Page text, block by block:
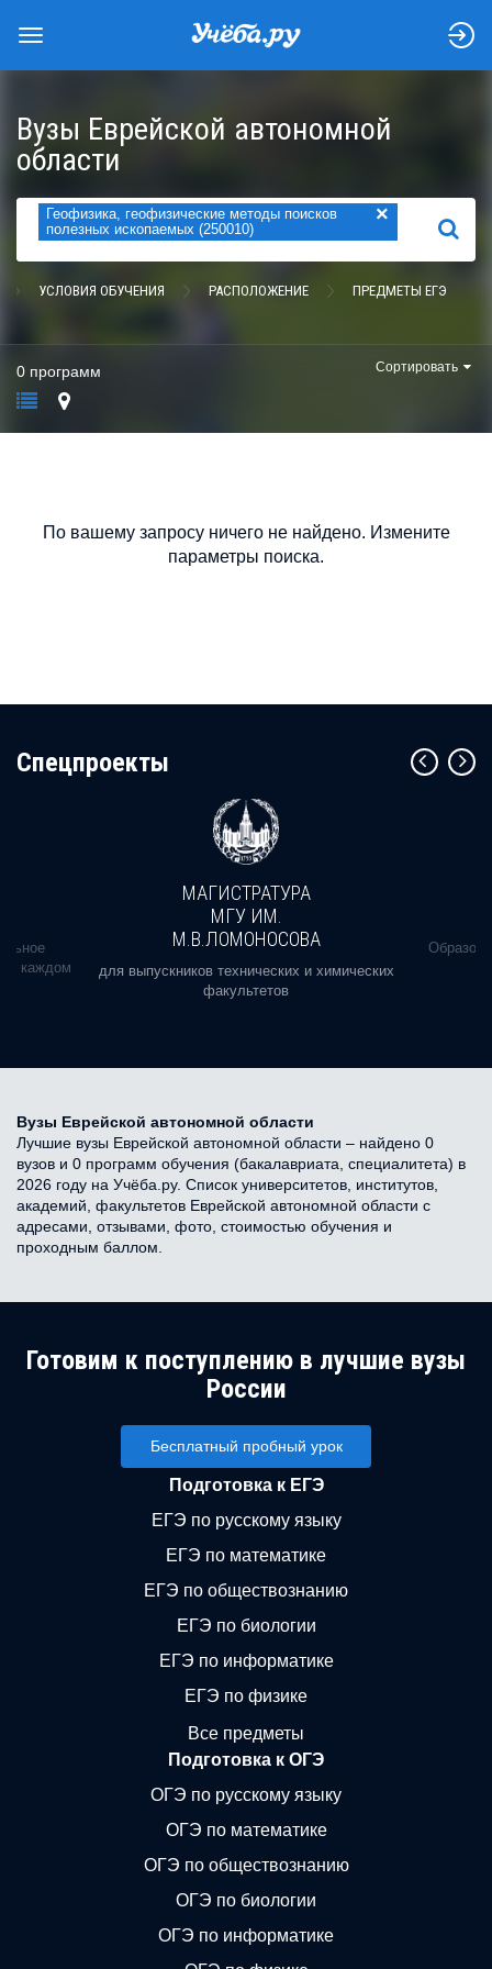
Вузы Еврейской автономной
области
Геофизика, геофизические методы поисков
полезных ископаемых (250010)
×
НАЙТИ
УСЛОВИЯ ОБУЧЕНИЯ РАСПОЛОЖЕНИЕ ПРЕДМЕТЫ ЕГЭ
0 программ Сортировать
По вашему запросу ничего не найдено. Измените
параметры поиска.
Cпецпроекты
в каждом
МАГИСТРАТУРА
МГУ ИМ.
М.В.ЛОМОНОСОВА
для выпускников технических и химических
факультетов
Вузы Еврейской автономной области
Лучшие вузы Еврейской автономной области – найдено 0
вузов и 0 программ обучения (бакалавриата, специалитета) в
2026 году на Учёба.ру. Список университетов, институтов,
академий, факультетов Еврейской автономной области с
адресами, отзывами, фото, стоимостью обучения и
проходным баллом.
Готовим к поступлению в лучшие вузы
России
Бесплатный пробный урок
Подготовка к ЕГЭ
ЕГЭ по русскому языку
ЕГЭ по математике
ЕГЭ по обществознанию
ЕГЭ по биологии
ЕГЭ по информатике
ЕГЭ по физике
Все предметы
Подготовка к ОГЭ
ОГЭ по русскому языку
ОГЭ по математике
ОГЭ по обществознанию
ОГЭ по биологии
ОГЭ по информатике